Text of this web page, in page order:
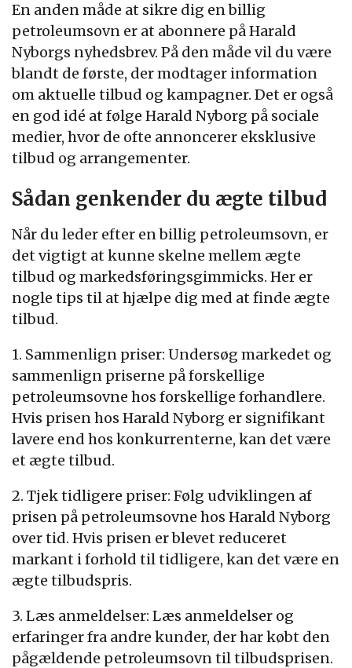
En anden måde at sikre dig en billig
petroleumsovn er at abonnere på Harald
Nyborgs nyhedsbrev. På den måde vil du være
blandt de første, der modtager information
om aktuelle tilbud og kampagner. Det er også
en god idé at følge Harald Nyborg på sociale
medier, hvor de ofte annoncerer eksklusive
tilbud og arrangementer.
Sådan genkender du ægte tilbud
Når du leder efter en billig petroleumsovn, er
det vigtigt at kunne skelne mellem ægte
tilbud og markedsføringsgimmicks. Her er
nogle tips til at hjælpe dig med at finde ægte
tilbud.
1. Sammenlign priser: Undersøg markedet og
sammenlign priserne på forskellige
petroleumsovne hos forskellige forhandlere.
Hvis prisen hos Harald Nyborg er signifikant
lavere end hos konkurrenterne, kan det være
et ægte tilbud.
2. Tjek tidligere priser: Følg udviklingen af
prisen på petroleumsovne hos Harald Nyborg
over tid. Hvis prisen er blevet reduceret
markant i forhold til tidligere, kan det være en
ægte tilbudspris.
3. Læs anmeldelser: Læs anmeldelser og
erfaringer fra andre kunder, der har købt den
pågældende petroleumsovn til tilbudsprisen.